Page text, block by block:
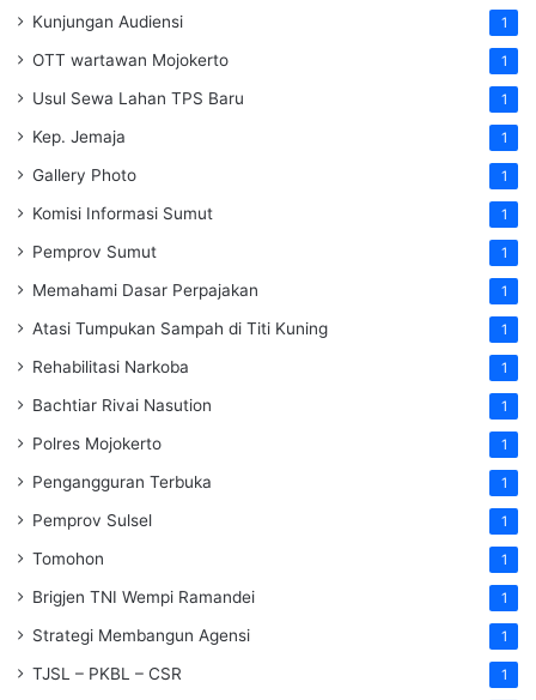
Kunjungan Audiensi 1
OTT wartawan Mojokerto 1
Usul Sewa Lahan TPS Baru 1
Kep. Jemaja 1
Gallery Photo 1
Komisi Informasi Sumut 1
Pemprov Sumut 1
Memahami Dasar Perpajakan 1
Atasi Tumpukan Sampah di Titi Kuning 1
Rehabilitasi Narkoba 1
Bachtiar Rivai Nasution 1
Polres Mojokerto 1
Pengangguran Terbuka 1
Pemprov Sulsel 1
Tomohon 1
Brigjen TNI Wempi Ramandei 1
Strategi Membangun Agensi 1
TJSL – PKBL – CSR 1